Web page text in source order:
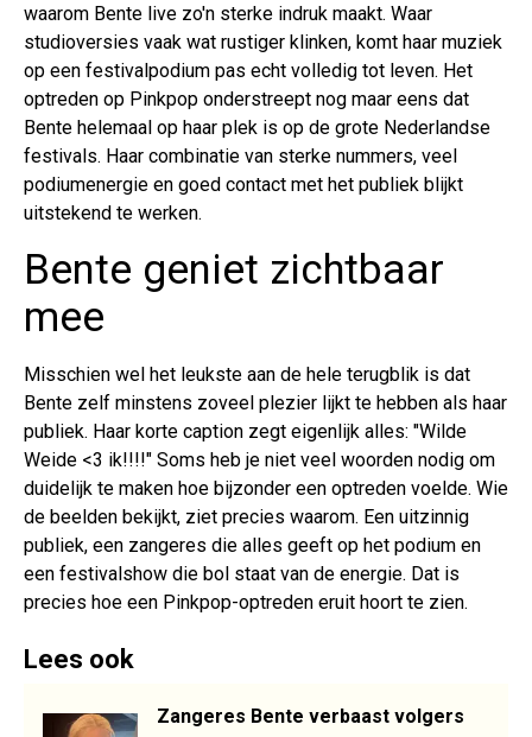
waarom Bente live zo'n sterke indruk maakt. Waar
studioversies vaak wat rustiger klinken, komt haar muziek
op een festivalpodium pas echt volledig tot leven. Het
optreden op Pinkpop onderstreept nog maar eens dat
Bente helemaal op haar plek is op de grote Nederlandse
festivals. Haar combinatie van sterke nummers, veel
podiumenergie en goed contact met het publiek blijkt
uitstekend te werken.
Bente geniet zichtbaar
mee
Misschien wel het leukste aan de hele terugblik is dat
Bente zelf minstens zoveel plezier lijkt te hebben als haar
publiek. Haar korte caption zegt eigenlijk alles: "Wilde
Weide <3 ik!!!!" Soms heb je niet veel woorden nodig om
duidelijk te maken hoe bijzonder een optreden voelde. Wie
de beelden bekijkt, ziet precies waarom. Een uitzinnig
publiek, een zangeres die alles geeft op het podium en
een festivalshow die bol staat van de energie. Dat is
precies hoe een Pinkpop-optreden eruit hoort te zien.
Lees ook
Zangeres Bente verbaast volgers